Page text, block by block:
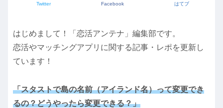
Twitter Facebook はてブ
はじめまして！「恋活アンテナ」編集部です。
恋活やマッチングアプリに関する記事・レポを更新し
ています！
「スタストで島の名前（アイランド名）って変更でき
るの？どうやったら変更できる？」